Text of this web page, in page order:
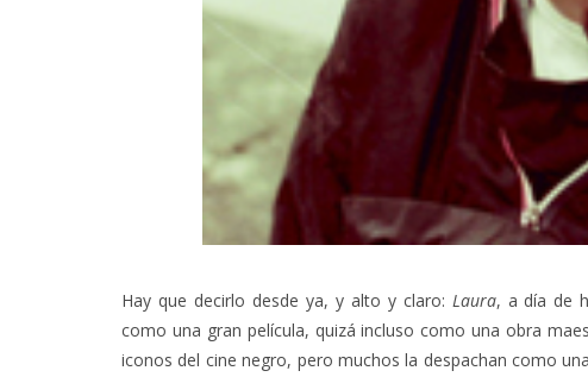
Hay que decirlo desde ya, y alto y claro: Laura, a día de
como una gran película, quizá incluso como una obra
iconos del cine negro, pero muchos la despachan como